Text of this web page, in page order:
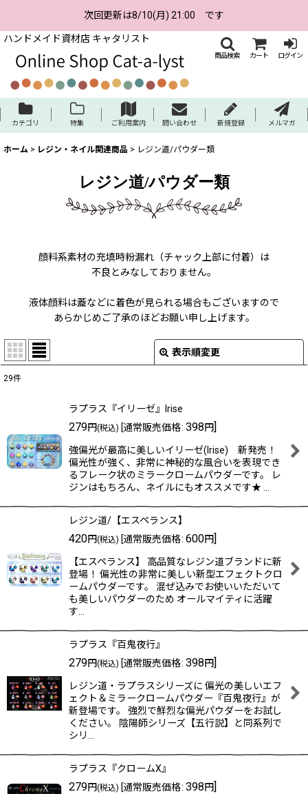
次回更新は8/10(月) 21:00 です
ハンドメイド資材店 キャタリスト
商品検索 カート ログイン
カテゴリ 特集 ご利用案内 問い合わせ 新規登録 メルマガ
ホーム > レジン・ネイル関連商品 > レジン道/パウダー類
レジン道/パウダー類
顔料系素材の充填時粉漏れ（チャック上部に付着）は
不良とみなしておりません。
液体顔料は蓋などに着色が見られる場合もございますので
あらかじめご了承のほどお願い申し上げます。
表示順変更
並び順:
絞り込む
29件
ラプラス『イリーゼ』Irise
279円(税込) [通常販売価格: 398円]
強偏光が最高に美しいイリーゼ(Irise) 新発売！
偏光性が強く、非常に神秘的な風合いを表現でき
るフレーク状のミラークロームパウダーです。 レ
ジンはもちろん、ネイルにもオススメです★ …
レジン道/【エスペランス】
420円(税込) [通常販売価格: 600円]
【エスペランス】 高品質なレジン道ブランドに新
登場！ 偏光性の非常に美しい新型エフェクトクロ
ームパウダーです。 混ぜ込みでお使いいただいて
も美しいパウダーのため オールマイティに活躍
す…
ラプラス『百鬼夜行』
279円(税込) [通常販売価格: 398円]
レジン道・ラプラスシリーズに 偏光の美しいエフ
ェクト＆ミラークロームパウダー『百鬼夜行』が
新登場です。 強烈で鮮烈な偏光パウダーをお試し
ください。 陰陽師シリーズ【五行説】と同系列で
シリ…
ラプラス『クロームX』
279円(税込) [通常販売価格: 398円]